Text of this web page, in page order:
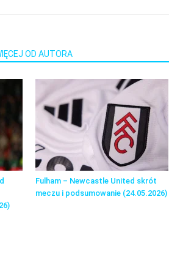
OD AUTORA
Fulham – Newcastle United skrót
meczu i podsumowanie (24.05.2026)